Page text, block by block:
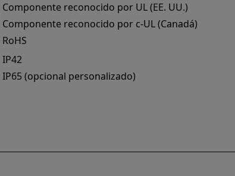
Componente reconocido por UL (EE. UU.)
Componente reconocido por c-UL (Canadá)
RoHS
IP42
IP65 (opcional personalizado)